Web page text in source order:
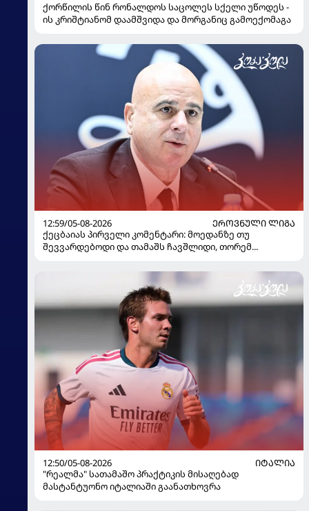
ქორწილის წინ რონალდოს საცოლეს სქელი უწოდეს -
ის კრიშტიანომ დაამშვიდა და მორგანიც გამოექომაგა
12:59/05-08-2026
ᲔᲠᲝᲕᲜᲣᲚᲘ ᲚᲘᲒᲐ
ქეცბაიას პირველი კომენტარი: მოედანზე თუ
შევვარდებოდი და თამაშს ჩავშლიდი, თორემ...
12:50/05-08-2026
ᲘᲢᲐᲚᲘᲐ
"რეალმა" სათამაშო პრაქტიკის მისაღებად
მასტანტუონო იტალიაში გაანათხოვრა